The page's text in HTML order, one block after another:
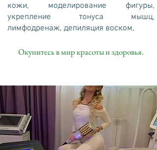
Окунитесь в мир красоты и здоровья.
кожи, моделирование фигуры,
укрепление тонуса мышц,
лимфодренаж, депиляция воском,